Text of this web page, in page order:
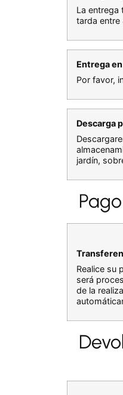
La entrega
tarda entre
Entrega
Por favor,
Descarga
jardín,
Pago
Realice su
será
de la